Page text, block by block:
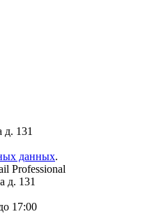
д. 131
данных.
Professional
д. 131
17:00